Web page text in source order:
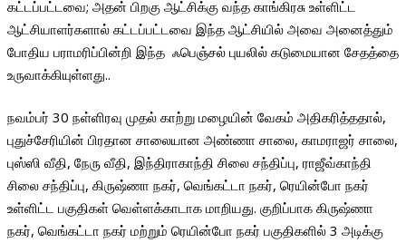
கட்டப்பட்டவை; அதன் பிறகு ஆட்சிக்கு வந்த காங்கிரசு உள்ளிட்ட
ஆட்சியாளர்களால் கட்டப்பட்டவை இந்த ஆட்சியில் அவை அனைத்தும்
போதிய பராமரிப்பின்றி இந்த ஃபெஞ்சல் புயலில் கடுமையான சேதத்தை
உருவாக்கியுள்ளது..
நவம்பர் 30 நள்ளிரவு முதல் காற்று மழையின் வேகம் அதிகரித்ததால்,
புதுச்சேரியின் பிரதான சாலையான அண்ணா சாலை, காமராஜர் சாலை,
புஸ்ஸி வீதி, நேரு வீதி, இந்திராகாந்தி சிலை சந்திப்பு, ராஜீவ்காந்தி
சிலை சந்திப்பு, கிருஷ்ணா நகர், வெங்கட்டா நகர், ரெயின்போ நகர்
உள்ளிட்ட பகுதிகள் வெள்ளக்காடாக மாறியது. குறிப்பாக கிருஷ்ணா
நகர், வெங்கட்டா நகர் மற்றும் ரெயின்போ நகர் பகுதிகளில் 3 அடிக்கு